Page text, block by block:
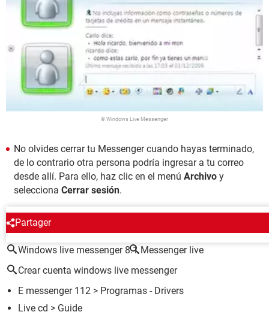
© Windows Live Messenger
No olvides cerrar tu Messenger cuando hayas terminado,
de lo contrario otra persona podría ingresar a tu correo
desde allí. Para ello, haz clic en el menú Archivo y
selecciona Cerrar sesión.
Partager
ALREDEDOR DEL MISMO TEMA
Windows live messenger 8.1 Messenger live
Crear cuenta windows live messenger
E messenger 112 > Programas - Drivers
Live cd > Guide